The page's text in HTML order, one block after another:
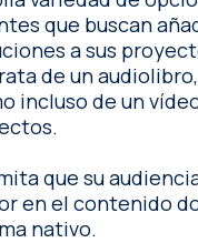
que buscan
a sus
de un
incluso de un
que su
en el contenido
nativo.